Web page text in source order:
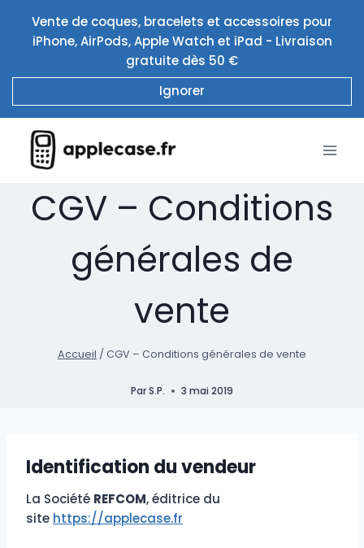
contenu
Vente de coques, bracelets et accessoires pour
iPhone, AirPods, Apple Watch et iPad - Livraison
gratuite dès 50 €
Ignorer
CGV – Conditions
générales de
vente
Accueil / CGV – Conditions générales de vente
ParS.P. 3 mai 2019
Identification du vendeur
La Société REFCOM, éditrice du
site https://applecase.fr